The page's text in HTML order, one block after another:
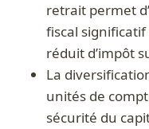
retrait permet
fiscal
réduit d’impôt
La
unités de
sécurité du